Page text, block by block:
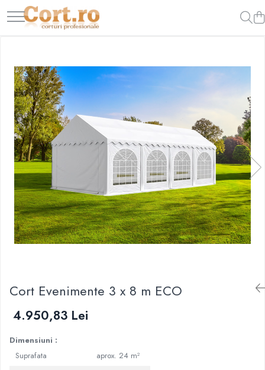
Cort Evenimente 3 x 8 m ECO
4.950,83 Lei
Dimensiuni :
Suprafata
aprox. 24 m²